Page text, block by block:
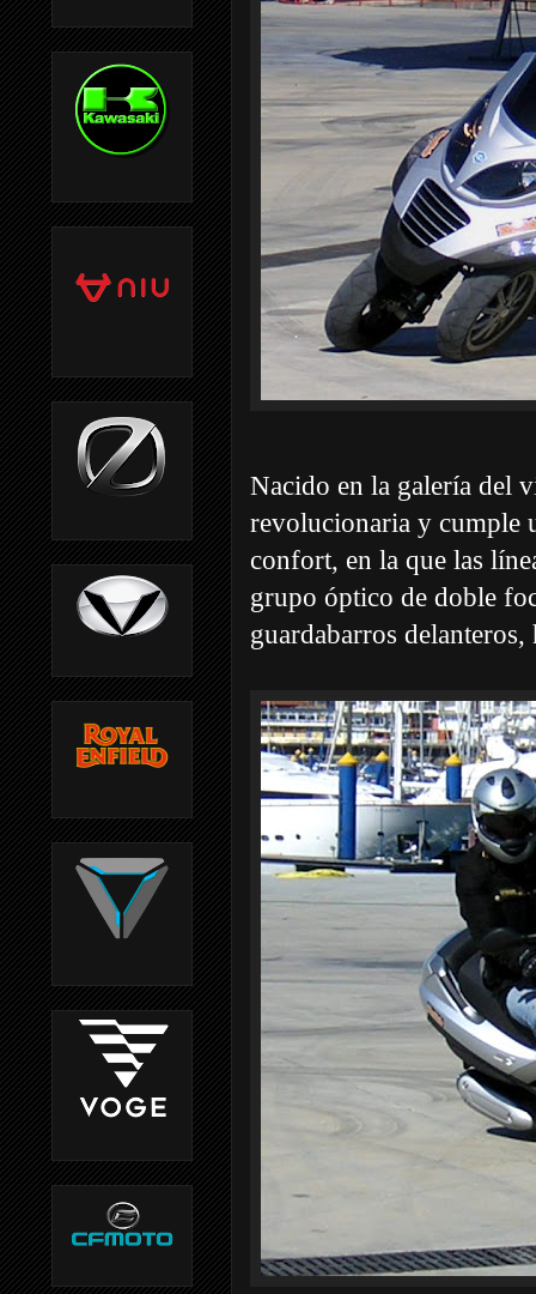
Nacido en la galería del
revolucionaria y cumple
confort, en la que las
grupo óptico de doble
guardabarros